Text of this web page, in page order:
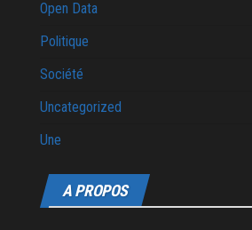
Open Data
Politique
Société
Uncategorized
Une
A PROPOS